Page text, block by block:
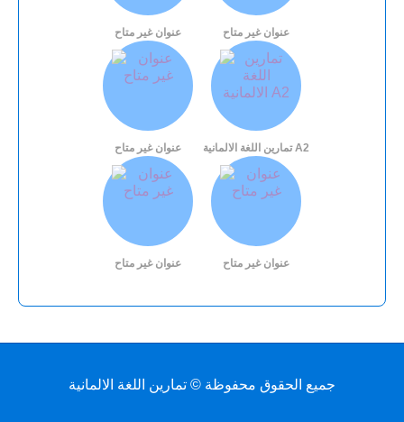
عنوان غير متاح عنوان غير متاح
عنوان غير متاح تمارين اللغة الالمانية A2
عنوان غير متاح عنوان غير متاح
جميع الحقوق محفوظة © تمارين اللغة الالمانية